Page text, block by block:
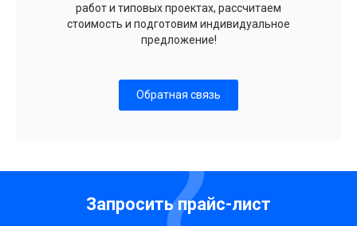
работ и типовых проектах, рассчитаем
стоимость и подготовим индивидуальное
предложение!
Обратная связь
Запросить прайс-лист